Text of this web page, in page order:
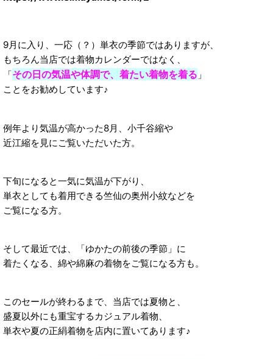
9月に入り、一応（？）単衣の季節ではありますが、
もちろん当店では着物カレンダーではなく、
「その日の気温や体調で、着たい着物を着る 」
ことをお勧めしています♪
例年より気温が高かった8月、小千谷縮や
近江縮を見にご覧いただいた方。
下旬になると一気に気温が下がり、
単衣としても着用できる竺仙の奥州小紋などを
ご覧になる方。
そして最近では、「ゆかたの前後の季節」に
着たくなる、綿や綿麻の着物をご覧になる方も。
このセールが終わるまで、当店では夏物と、
盛夏以外にも重宝するカジュアル着物、
単衣や夏の正絹着物を店内に置いてあります♪